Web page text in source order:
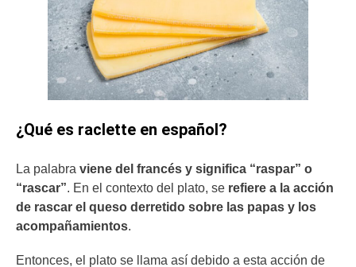
¿Qué es raclette en español?
La palabra viene del francés y significa “raspar” o
“rascar”. En el contexto del plato, se refiere a la acción
de rascar el queso derretido sobre las papas y los
acompañamientos.
Entonces, el plato se llama así debido a esta acción de